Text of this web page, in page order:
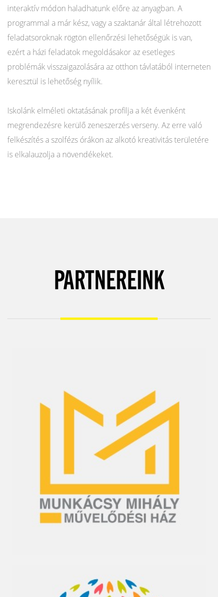
interaktív módon haladhatunk előre az anyagban. A
programmal a már kész, vagy a szaktanár által létrehozott
feladatsoroknak rögtön ellenőrzési lehetőségük is van,
ezért a házi feladatok megoldásakor az esetleges
problémák visszaigazolására az otthon távlatából interneten
keresztül is lehetőség nyílik.
Iskolánk elméleti oktatásának profilja a két évenként
megrendezésre kerülő zeneszerzés verseny. Az erre való
felkészítés a szolfézs órákon az alkotó kreativitás területére
is elkalauzolja a növendékeket.
PARTNEREINK